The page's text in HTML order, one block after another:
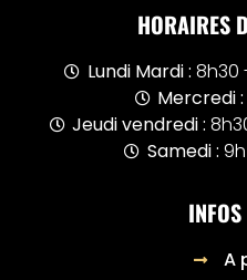
HORAIRES
Lundi Mardi : 8h30
Mercredi :
Jeudi vendredi :
Samedi :
A